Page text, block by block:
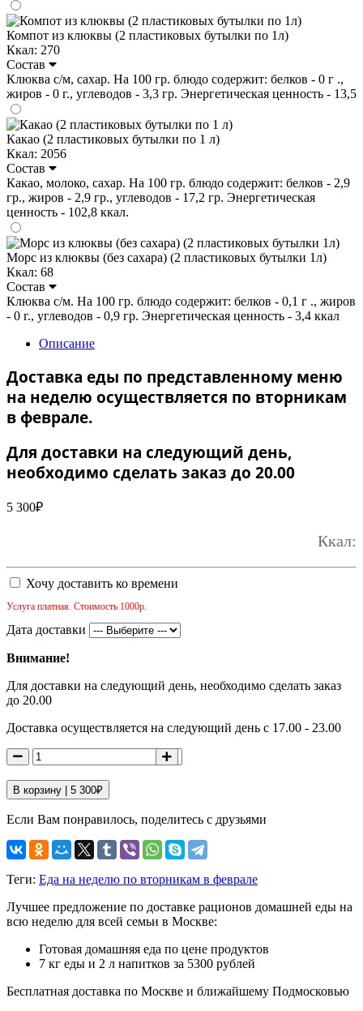
Компот из клюквы (2 пластиковых бутылки по 1л)
Ккал: 270
Состав
Клюква с/м, сахар. На 100 гр. блюдо содержит: белков - 0 г .,
жиров - 0 г., углеводов - 3,3 гр. Энергетическая ценность - 13,5
Какао (2 пластиковых бутылки по 1 л)
Ккал: 2056
Состав
Какао, молоко, сахар. На 100 гр. блюдо содержит: белков - 2,9
гр., жиров - 2,9 гр., углеводов - 17,2 гр. Энергетическая
ценность - 102,8 ккал.
Морс из клюквы (без сахара) (2 пластиковых бутылки 1л)
Ккал: 68
Состав
Клюква с/м. На 100 гр. блюдо содержит: белков - 0,1 г ., жиров
- 0 г., углеводов - 0,9 гр. Энергетическая ценность - 3,4 ккал
Описание
Доставка еды по представленному меню
на неделю осуществляется по вторникам
в феврале.
Для доставки на следующий день,
необходимо сделать заказ до 20.00
5 300₽
Ккал:
Хочу доставить ко времени
Услуга платная. Стоимость 1000р.
Дата доставки
Внимание!
Для доставки на следующий день, необходимо сделать заказ
до 20.00
Доставка осуществляется на следующий день с 17.00 - 23.00
В корзину | 5 300₽
Если Вам понравилось, поделитесь с друзьями
Теги: Еда на неделю по вторникам в феврале
Лучшее предложение по доставке рационов домашней еды на
всю неделю для всей семьи в Москве:
Готовая домашняя еда по цене продуктов
7 кг еды и 2 л напитков за 5300 рублей
Бесплатная доставка по Москве и ближайшему Подмосковью